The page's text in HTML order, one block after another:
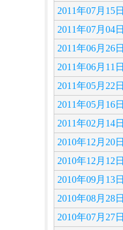
2011年07月15日
2011年07月04日
2011年06月26日
2011年06月11日
2011年05月22日
2011年05月16日
2011年02月14日
2010年12月20日
2010年12月12日
2010年09月13日
2010年08月28日
2010年07月27日